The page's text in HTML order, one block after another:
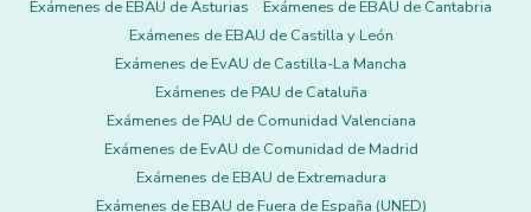
Exámenes de EBAU de Asturias
Exámenes de EBAU de Cantabria
Exámenes de EBAU de Castilla y León
Exámenes de EvAU de Castilla-La Mancha
Exámenes de PAU de Cataluña
Exámenes de PAU de Comunidad Valenciana
Exámenes de EvAU de Comunidad de Madrid
Exámenes de EBAU de Extremadura
Exámenes de EBAU de Fuera de España (UNED)